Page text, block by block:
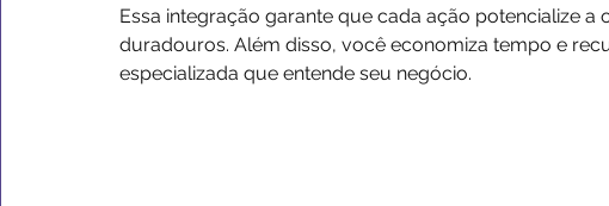
Essa integração garante que cada ação potencialize
duradouros. Além disso, você economiza tempo e
especializada que entende seu negócio.